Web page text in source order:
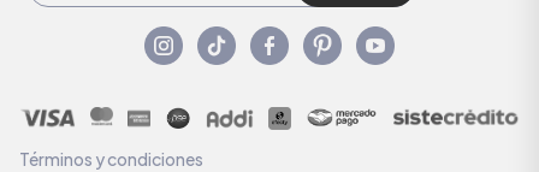
Términos y condiciones